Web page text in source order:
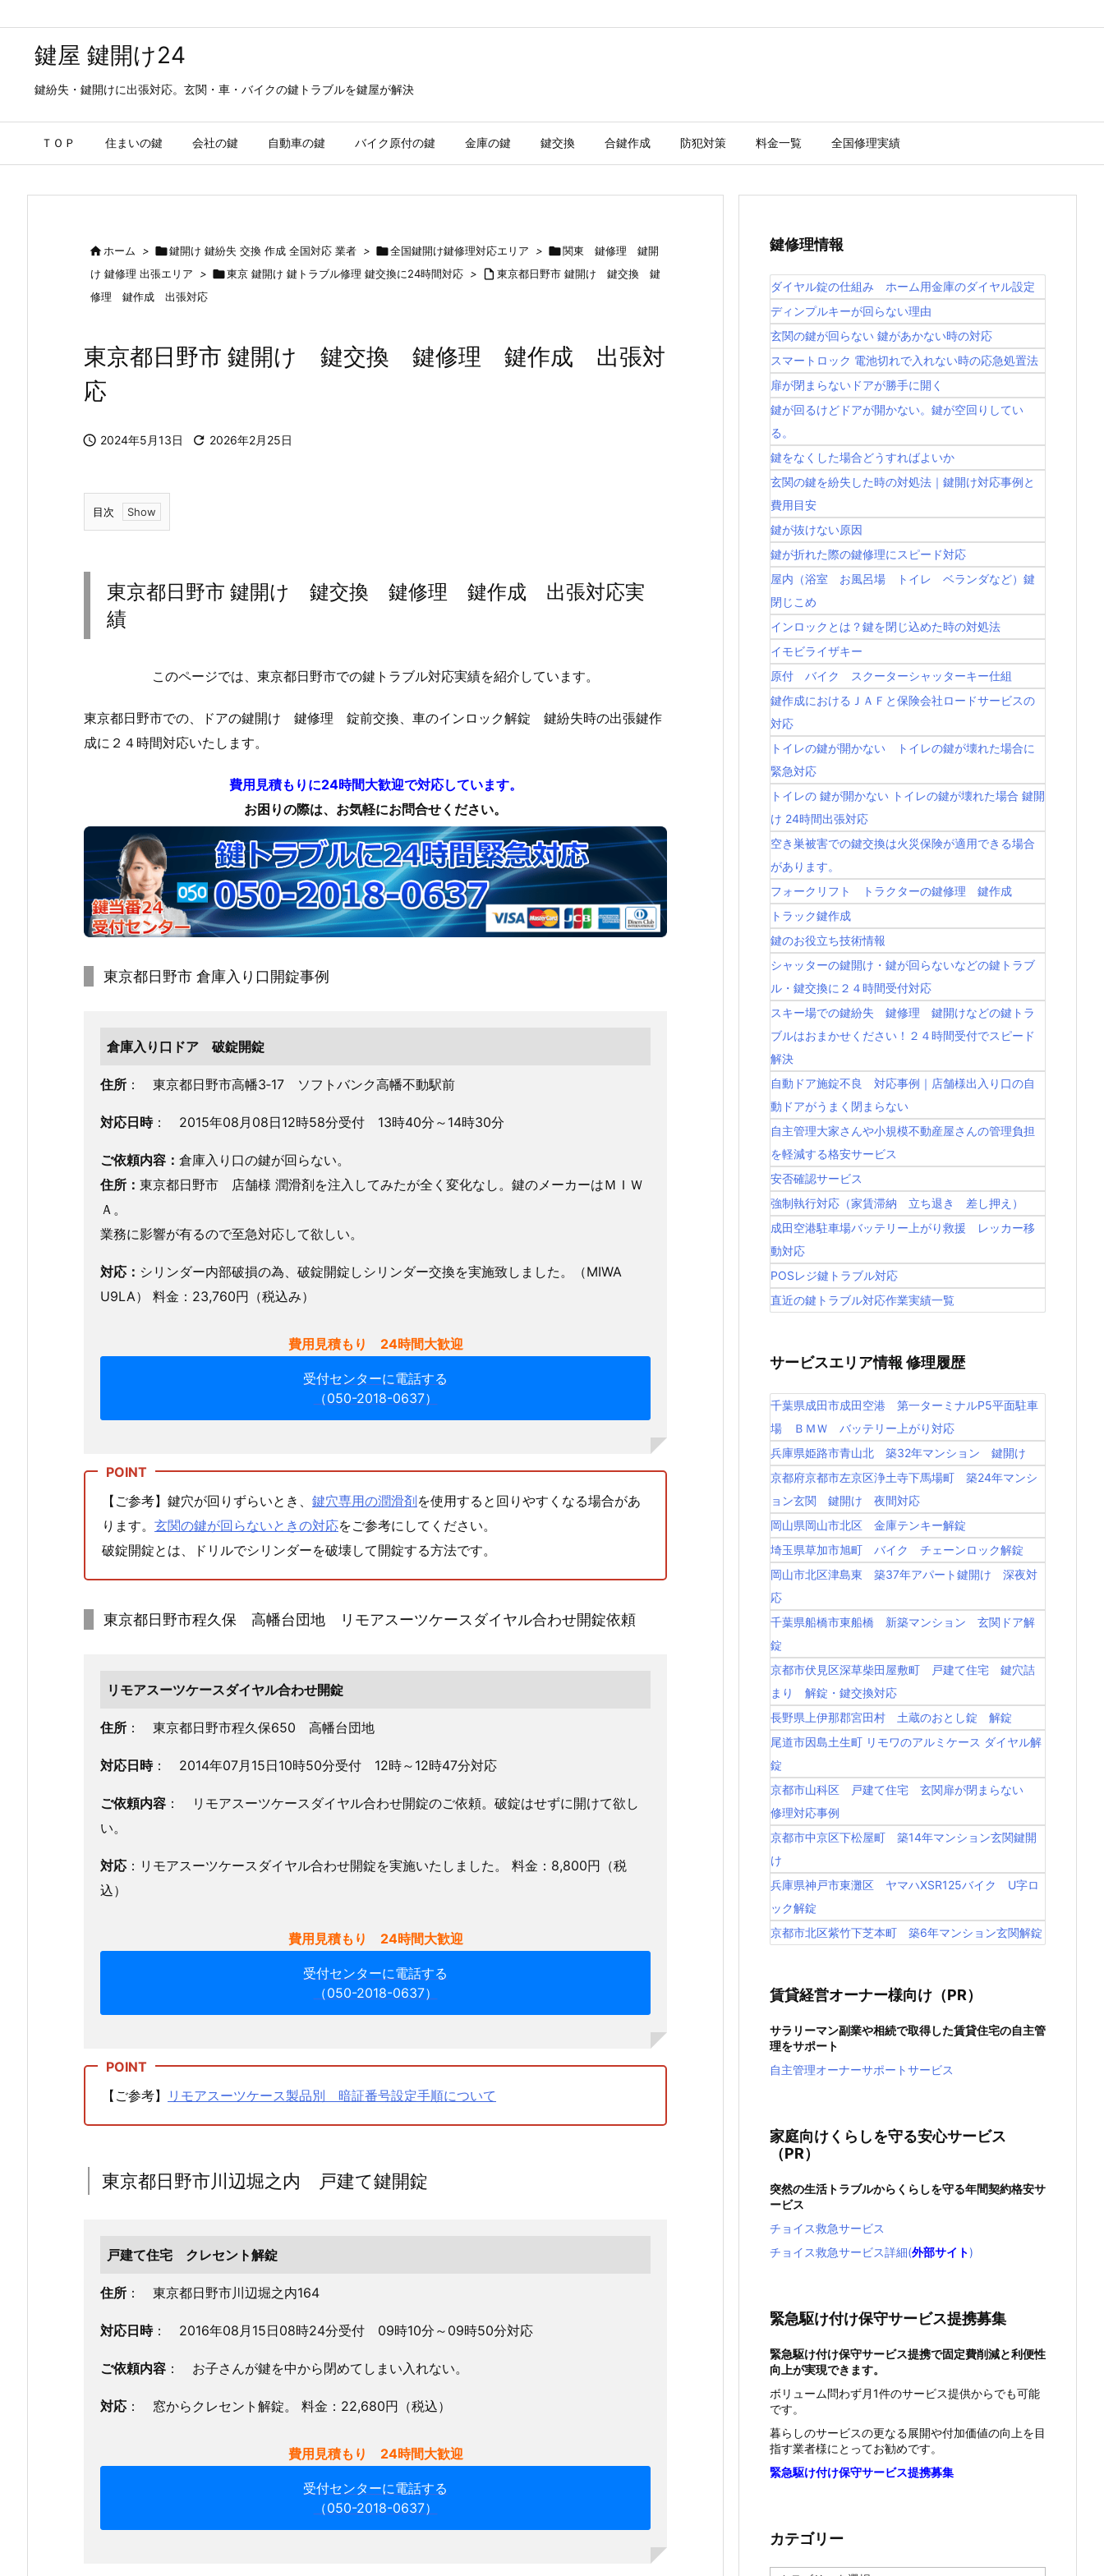
鍵屋 鍵開け24
鍵紛失・鍵開けに出張対応。玄関・車・バイクの鍵トラブルを鍵屋が解決
ＴＯＰ 住まいの鍵 会社の鍵 自動車の鍵 バイク原付の鍵 金庫の鍵 鍵交換 合鍵作成 防犯対策 料金一覧 全国修理実績
ホーム > 鍵開け 鍵紛失 交換 作成 全国対応 業者 > 全国鍵開け鍵修理対応エリア > 関東 鍵修理 鍵開
け 鍵修理 出張エリア
> 東京 鍵開け 鍵トラブル修理 鍵交換に24時間対応 >  東京都日野市 鍵開け 鍵交換 鍵
修理 鍵作成 出張対応
東京都日野市 鍵開け 鍵交換 鍵修理 鍵作成 出張対
応
 2024年5月13日  2026年2月25日
目次
1.
都
日
け
鍵
理
鍵
作
成
出
対
績
0.
1.
京
都
市
入
0.
2.
東
京
市
保
幡
台
地
ア
ケ
ダ
合
錠
1.
東
都
日
市
堀
戸
東京都日野市 鍵開け 鍵交換 鍵修理 鍵作成 出張対応実
績
このページでは、東京都日野市での鍵トラブル対応実績を紹介しています。
東京都日野市での、ドアの鍵開け 鍵修理 錠前交換、車のインロック解錠 鍵紛失時の出張鍵作
成に２４時間対応いたします。
費用見積もりに24時間大歓迎で対応しています。
お困りの際は、お気軽にお問合せください。
東京都日野市 倉庫入り口開錠事例
倉庫入り口ドア 破錠開錠
住所 ： 東京都日野市高幡3‐17 ソフトバンク高幡不動駅前
対応日時： 2015年08月08日12時58分受付 13時40分～14時30分
ご依頼内容： 倉庫入り口の鍵が回らない。
住所： 東京都日野市 店舗様 潤滑剤を注入してみたが全く変化なし。鍵のメーカーはＭＩＷ
Ａ。
業務に影響が有るので至急対応して欲しい。
対応： シリンダー内部破損の為、破錠開錠しシリンダー交換を実施致しました。（MIWA
U9LA） 料金：23,760円（税込み）
費用見積もり 24時間大歓迎
受付センターに電話する
（050-2018-0637）
【ご参考】鍵穴が回りずらいとき、 鍵穴専用の潤滑剤を使用すると回りやすくなる場合があ
ります。 玄関の鍵が回らないときの対応をご参考にしてください。
破錠開錠とは、ドリルでシリンダーを破壊して開錠する方法です。
東京都日野市程久保 高幡台団地 リモアスーツケースダイヤル合わせ開錠依頼
リモアスーツケースダイヤル合わせ開錠
住所 ： 東京都日野市程久保650 高幡台団地
対応日時： 2014年07月15日10時50分受付 12時～12時47分対応
ご依頼内容 ： リモアスーツケースダイヤル合わせ開錠のご依頼。破錠はせずに開けて欲し
い。
対応 ：リモアスーツケースダイヤル合わせ開錠を実施いたしました。 料金：8,800円（税
込）
費用見積もり 24時間大歓迎
受付センターに電話する
（050-2018-0637）
【ご参考】 リモアスーツケース製品別 暗証番号設定手順について
東京都日野市川辺堀之内 戸建て鍵開錠
戸建て住宅 クレセント解錠
住所 ： 東京都日野市川辺堀之内164
対応日時： 2016年08月15日08時24分受付 09時10分～09時50分対応
ご依頼内容 ： お子さんが鍵を中から閉めてしまい入れない。
対応 ： 窓からクレセント解錠。 料金：22,680円（税込）
費用見積もり 24時間大歓迎
受付センターに電話する
（050-2018-0637）
鍵修理情報
ダイヤル錠の仕組み ホーム用金庫のダイヤル設定
ディンプルキーが回らない理由
玄関の鍵が回らない 鍵があかない時の対応
スマートロック 電池切れで入れない時の応急処置法
扉が閉まらないドアが勝手に開く
鍵が回るけどドアが開かない。鍵が空回りしてい
る。
鍵をなくした場合どうすればよいか
玄関の鍵を紛失した時の対処法｜鍵開け対応事例と
費用目安
鍵が抜けない原因
鍵が折れた際の鍵修理にスピード対応
屋内（浴室 お風呂場 トイレ ベランダなど）鍵
閉じこめ
インロックとは？鍵を閉じ込めた時の対処法
イモビライザキー
原付 バイク スクーターシャッターキー仕組
鍵作成におけるＪＡＦと保険会社ロードサービスの
対応
トイレの鍵が開かない トイレの鍵が壊れた場合に
緊急対応
トイレの 鍵が開かない トイレの鍵が壊れた場合 鍵開
け 24時間出張対応
空き巣被害での鍵交換は火災保険が適用できる場合
があります。
フォークリフト トラクターの鍵修理 鍵作成
トラック鍵作成
鍵のお役立ち技術情報
シャッターの鍵開け・鍵が回らないなどの鍵トラブ
ル・鍵交換に２４時間受付対応
スキー場での鍵紛失 鍵修理 鍵開けなどの鍵トラ
ブルはおまかせください！２４時間受付でスピード
解決
自動ドア施錠不良 対応事例｜店舗様出入り口の自
動ドアがうまく閉まらない
自主管理大家さんや小規模不動産屋さんの管理負担
を軽減する格安サービス
安否確認サービス
強制執行対応（家賃滞納 立ち退き 差し押え）
成田空港駐車場バッテリー上がり救援 レッカー移
動対応
POSレジ鍵トラブル対応
直近の鍵トラブル対応作業実績一覧
サービスエリア情報 修理履歴
千葉県成田市成田空港 第一ターミナルP5平面駐車
場 ＢＭＷ バッテリー上がり対応
兵庫県姫路市青山北 築32年マンション 鍵開け
京都府京都市左京区浄土寺下馬場町 築24年マンシ
ョン玄関 鍵開け 夜間対応
岡山県岡山市北区 金庫テンキー解錠
埼玉県草加市旭町 バイク チェーンロック解錠
岡山市北区津島東 築37年アパート鍵開け 深夜対
応
千葉県船橋市東船橋 新築マンション 玄関ドア解
錠
京都市伏見区深草柴田屋敷町 戸建て住宅 鍵穴詰
まり 解錠・鍵交換対応
長野県上伊那郡宮田村 土蔵のおとし錠 解錠
尾道市因島土生町 リモワのアルミケース ダイヤル解
錠
京都市山科区 戸建て住宅 玄関扉が閉まらない
修理対応事例
京都市中京区下松屋町 築14年マンション玄関鍵開
け
兵庫県神戸市東灘区 ヤマハXSR125バイク U字ロ
ック解錠
京都市北区紫竹下芝本町 築6年マンション玄関解錠
賃貸経営オーナー様向け（PR）
サラリーマン副業や相続で取得した賃貸住宅の自主管
理をサポート
自主管理オーナーサポートサービス
家庭向けくらしを守る安心サービス
（PR）
突然の生活トラブルからくらしを守る年間契約格安サ
ービス
チョイス救急サービス
チョイス救急サービス詳細(外部サイト)
緊急駆け付け保守サービス提携募集
緊急駆け付け保守サービス提携で固定費削減と利便性
向上が実現できます。
ボリューム問わず月1件のサービス提供からでも可能
です。
暮らしのサービスの更なる展開や付加価値の向上を目
指す業者様にとってお勧めです。
緊急駆け付け保守サービス提携募集
カテゴリー